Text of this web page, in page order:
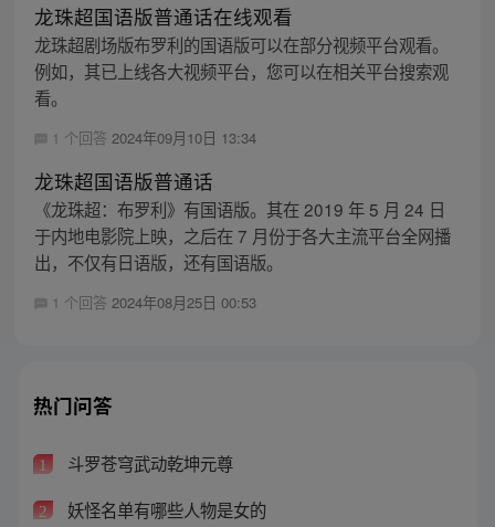
龙珠超国语版普通话在线观看
龙珠超剧场版布罗利的国语版可以在部分视频平台观看。
例如，其已上线各大视频平台，您可以在相关平台搜索观
看。
1 个回答 2024年09月10日 13:34
龙珠超国语版普通话
《龙珠超：布罗利》有国语版。其在 2019 年 5 月 24 日
于内地电影院上映，之后在 7 月份于各大主流平台全网播
出，不仅有日语版，还有国语版。
1 个回答 2024年08月25日 00:53
热门问答
1 斗罗苍穹武动乾坤元尊
2 妖怪名单有哪些人物是女的